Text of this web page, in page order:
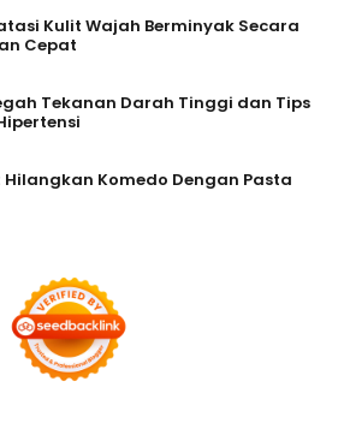
Kulit Wajah Berminyak Secara
Cepat
Tekanan Darah Tinggi dan Tips
Komedo Dengan Pasta